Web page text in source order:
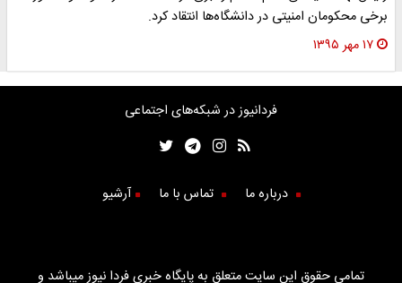
برخی محکومان امنیتی در دانشگاه‌ها انتقاد کرد.
۱۷ مهر ۱۳۹۵
فردانیوز در شبکه‌های اجتماعی
درباره ما تماس با ما آرشیو
تمامی حقوق این سایت متعلق به پایگاه خبری فردا نیوز میباشد و